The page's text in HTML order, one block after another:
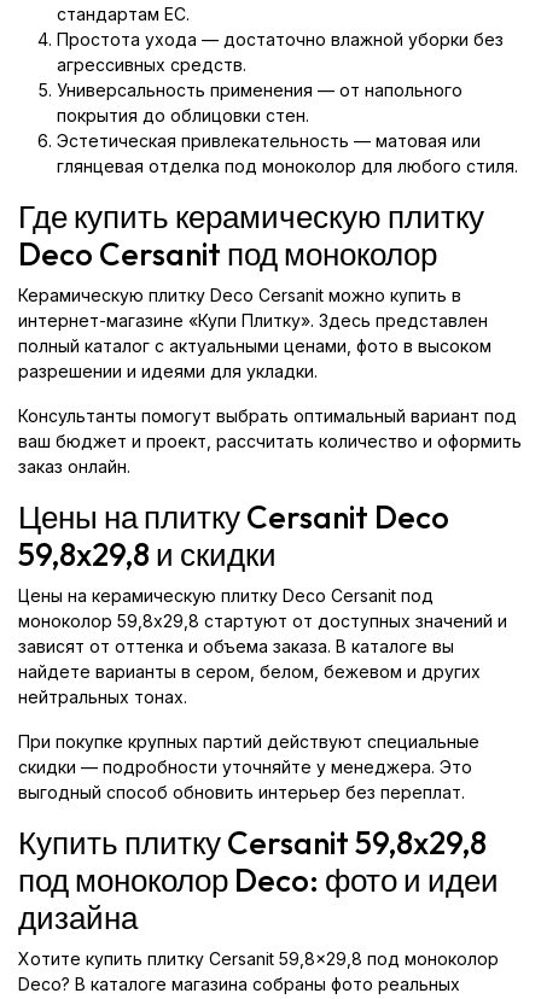
стандартам ЕС.
Простота ухода — достаточно влажной уборки без
агрессивных средств.
Универсальность применения — от напольного
покрытия до облицовки стен.
Эстетическая привлекательность — матовая или
глянцевая отделка под моноколор для любого стиля.
Где купить керамическую плитку
Deco Cersanit под моноколор
Керамическую плитку Deco Cersanit можно купить в
интернет-магазине «Купи Плитку». Здесь представлен
полный каталог с актуальными ценами, фото в высоком
разрешении и идеями для укладки.
Консультанты помогут выбрать оптимальный вариант под
ваш бюджет и проект, рассчитать количество и оформить
заказ онлайн.
Цены на плитку Cersanit Deco
59,8x29,8 и скидки
Цены на керамическую плитку Deco Cersanit под
моноколор 59,8x29,8 стартуют от доступных значений и
зависят от оттенка и объема заказа. В каталоге вы
найдете варианты в сером, белом, бежевом и других
нейтральных тонах.
При покупке крупных партий действуют специальные
скидки — подробности уточняйте у менеджера. Это
выгодный способ обновить интерьер без переплат.
Купить плитку Cersanit 59,8x29,8
под моноколор Deco: фото и идеи
дизайна
Хотите купить плитку Cersanit 59,8x29,8 под моноколор
Deco? В каталоге магазина собраны фото реальных